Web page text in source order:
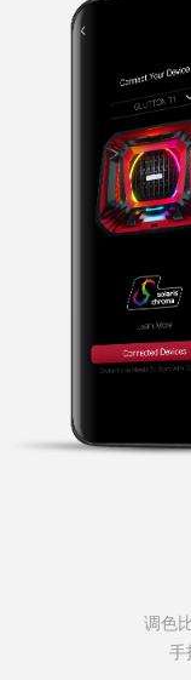
调色
手